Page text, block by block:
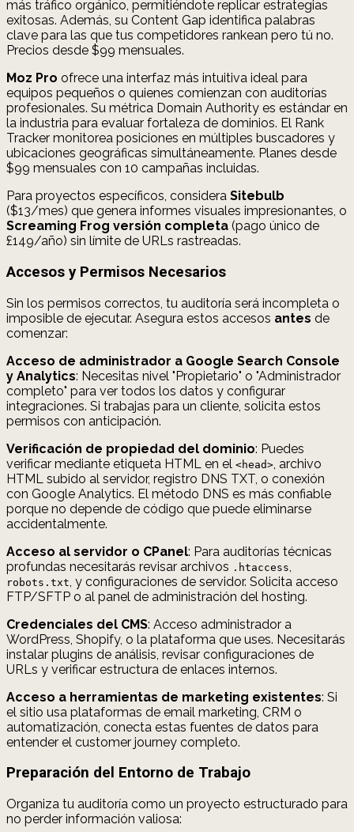
más tráfico orgánico, permitiéndote replicar estrategias
exitosas. Además, su Content Gap identifica palabras
clave para las que tus competidores rankean pero tú no.
Precios desde $99 mensuales.
Moz Pro ofrece una interfaz más intuitiva ideal para
equipos pequeños o quienes comienzan con auditorías
profesionales. Su métrica Domain Authority es estándar en
la industria para evaluar fortaleza de dominios. El Rank
Tracker monitorea posiciones en múltiples buscadores y
ubicaciones geográficas simultáneamente. Planes desde
$99 mensuales con 10 campañas incluidas.
Para proyectos específicos, considera Sitebulb
($13/mes) que genera informes visuales impresionantes, o
Screaming Frog versión completa (pago único de
£149/año) sin límite de URLs rastreadas.
Accesos y Permisos Necesarios
Sin los permisos correctos, tu auditoría será incompleta o
imposible de ejecutar. Asegura estos accesos antes de
comenzar:
Acceso de administrador a Google Search Console
y Analytics: Necesitas nivel "Propietario" o "Administrador
completo" para ver todos los datos y configurar
integraciones. Si trabajas para un cliente, solicita estos
permisos con anticipación.
Verificación de propiedad del dominio: Puedes
verificar mediante etiqueta HTML en el <head> , archivo
HTML subido al servidor, registro DNS TXT, o conexión
con Google Analytics. El método DNS es más confiable
porque no depende de código que puede eliminarse
accidentalmente.
Acceso al servidor o CPanel: Para auditorías técnicas
profundas necesitarás revisar archivos .htaccess
robots.txt , y configuraciones de servidor. Solicita acceso
FTP/SFTP o al panel de administración del hosting.
Credenciales del CMS: Acceso administrador a
WordPress, Shopify, o la plataforma que uses. Necesitarás
instalar plugins de análisis, revisar configuraciones de
URLs y verificar estructura de enlaces internos.
Acceso a herramientas de marketing existentes: Si
el sitio usa plataformas de email marketing, CRM o
automatización, conecta estas fuentes de datos para
entender el customer journey completo.
Preparación del Entorno de Trabajo
Organiza tu auditoría como un proyecto estructurado para
no perder información valiosa: